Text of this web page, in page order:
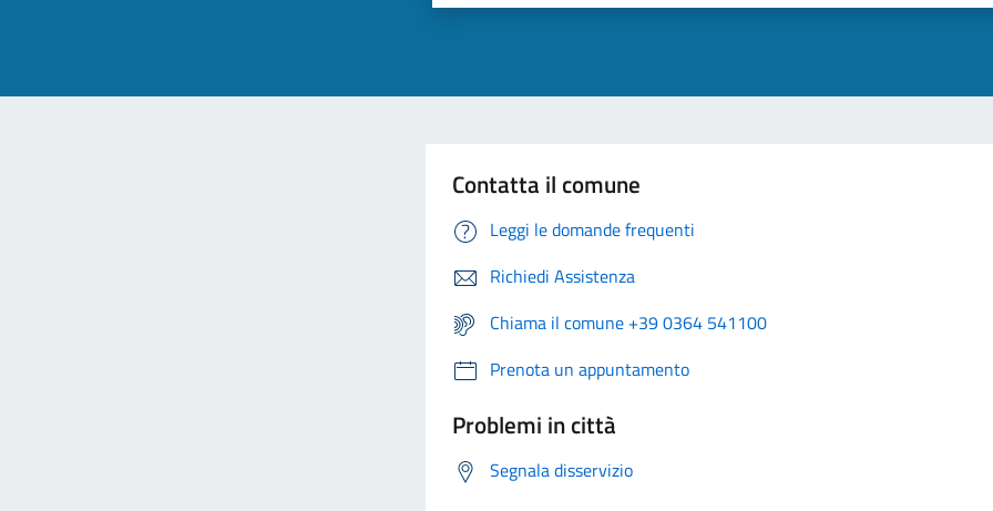
Contatta il comune
Leggi le domande frequenti
Richiedi Assistenza
Chiama il comune +39 0364 541100
Prenota un appuntamento
Problemi in città
Segnala disservizio